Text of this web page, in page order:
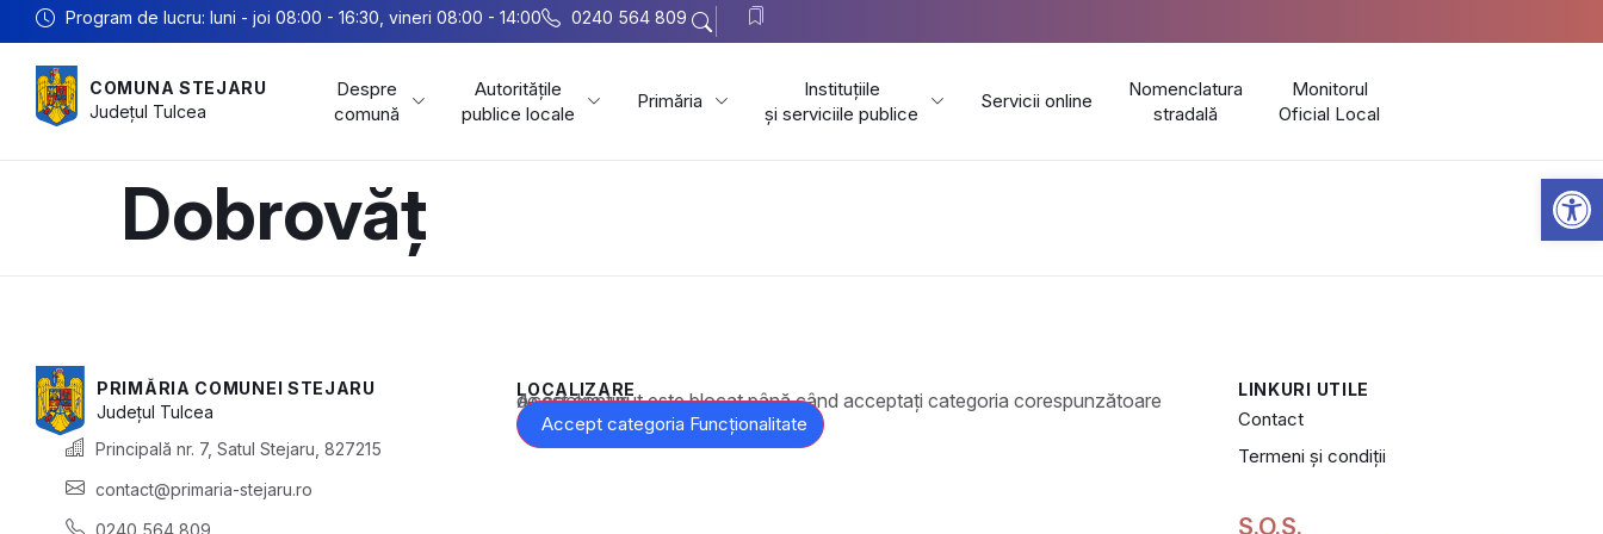
Program de lucru: luni - joi 08:00 - 16:30, vineri 08:00 - 14:00 0240 564 809
COMUNA STEJARU
Județul Tulcea
Despre
comună
Autoritățile
publice locale
Primăria
Instituțiile
și serviciile publice
Servicii online
Nomenclatura
stradală
Monitorul
Oficial Local
Dobrovăț
PRIMĂRIA COMUNEI STEJARU
Județul Tulcea
Principală nr. 7, Satul Stejaru, 827215
contact@primaria-stejaru.ro
0240 564 809
LOCALIZARE
Acest conținut este blocat până când acceptați categoria corespunzătoare de cookie-uri.
Accept categoria Funcționalitate
LINKURI UTILE
Contact
Termeni și condiții
S.O.S.